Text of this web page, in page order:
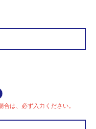
は、必ず入力ください。